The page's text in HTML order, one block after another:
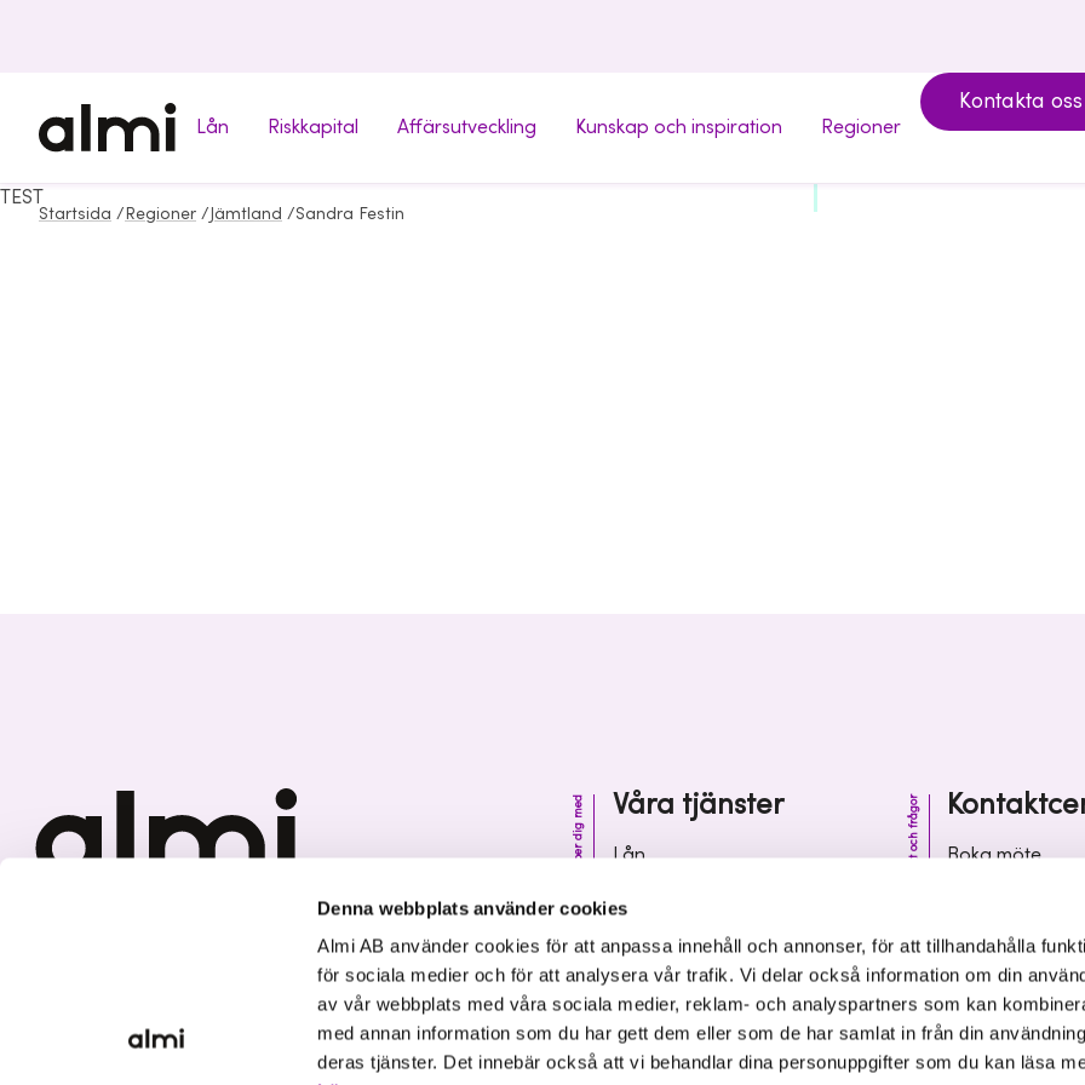
Denna webbplats använder cookies
Almi AB använder cookies för att anpassa innehåll och annonser, för att tillhandahålla
för sociala medier och för att analysera vår trafik. Vi delar också information om din
av vår webbplats med våra sociala medier, reklam- och analyspartners som kan
med annan information som du har gett dem eller som de har samlat in från din
deras tjänster. Det innebär också att vi behandlar dina personuppgifter som du kan läsa
Lån Riskkapital Affärsutveckling Kunskap och inspiration Regioner
Kontakta oss
Startsida / Regioner / Jämtland /Sandra Festin
TEST
Våra tjänster
Vi hjälper dig med
Lån
Affärsutveckling
Kunskap och inspiration
Kontakt och frågor
Boka möte
Vanliga frågor